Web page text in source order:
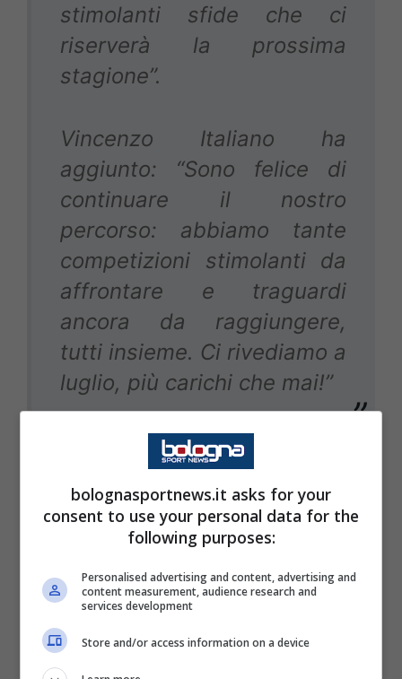
stimolanti sfide che ci
riserverà la prossima
stagione”.
Vincenzo Italiano ha
aggiunto: “Sono felice di
continuare il nostro
percorso: abbiamo tante
competizioni stimolanti da
affrontare e traguardi
ancora da raggiungere,
tutti insieme. Ci rivediamo a
luglio, più carichi che mai!”
Questo l’annuncio e le parole di
Italianodi questa mattina, rese note dal club
con un comunicato ufficiale sul proprio sito
tifosi, contenti di avere nuovamente in
panchina l’ex Fiorentina. Quest’ultimo ha
sfiorato un’ulteriore impresa, restando in
corsa per l’Europa fino alla terzultima
bolognasportnews.it asks for your
consent to use your personal data for the
following purposes:
Personalised advertising and content, advertising and
content measurement, audience research and
services development
Store and/or access information on a device